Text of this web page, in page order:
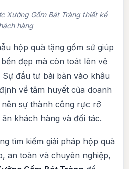
Xưởng Gốm Bát Tràng thiết kế
hàng
hộp quà tặng gốm sứ giúp
đẹp mà còn toát lên vẻ
đầu tư bài bản vào khâu
về tâm huyết của doanh
sự thành công rực rỡ
khách hàng và đối tác.
tìm kiếm giải pháp hộp quà
an toàn và chuyên nghiệp,